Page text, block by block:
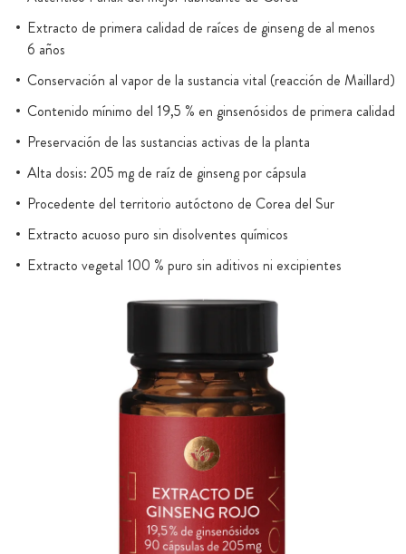
Extracto de primera calidad de raíces de ginseng de al menos
6 años
Conservación al vapor de la sustancia vital (reacción de Maillard)
Contenido mínimo del 19,5 % en ginsenósidos de primera calidad
Preservación de las sustancias activas de la planta
Alta dosis: 205 mg de raíz de ginseng por cápsula
Procedente del territorio autóctono de Corea del Sur
Extracto acuoso puro sin disolventes químicos
Extracto vegetal 100 % puro sin aditivos ni excipientes